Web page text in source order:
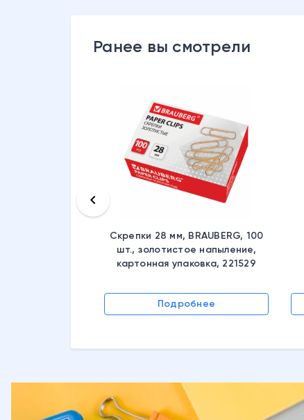
Ранее вы смотрели
Скрепки 28 мм, BRAUBERG, 100
шт., золотистое напыление,
картонная упаковка, 221529
Подробнее
keyboard_arrow_left